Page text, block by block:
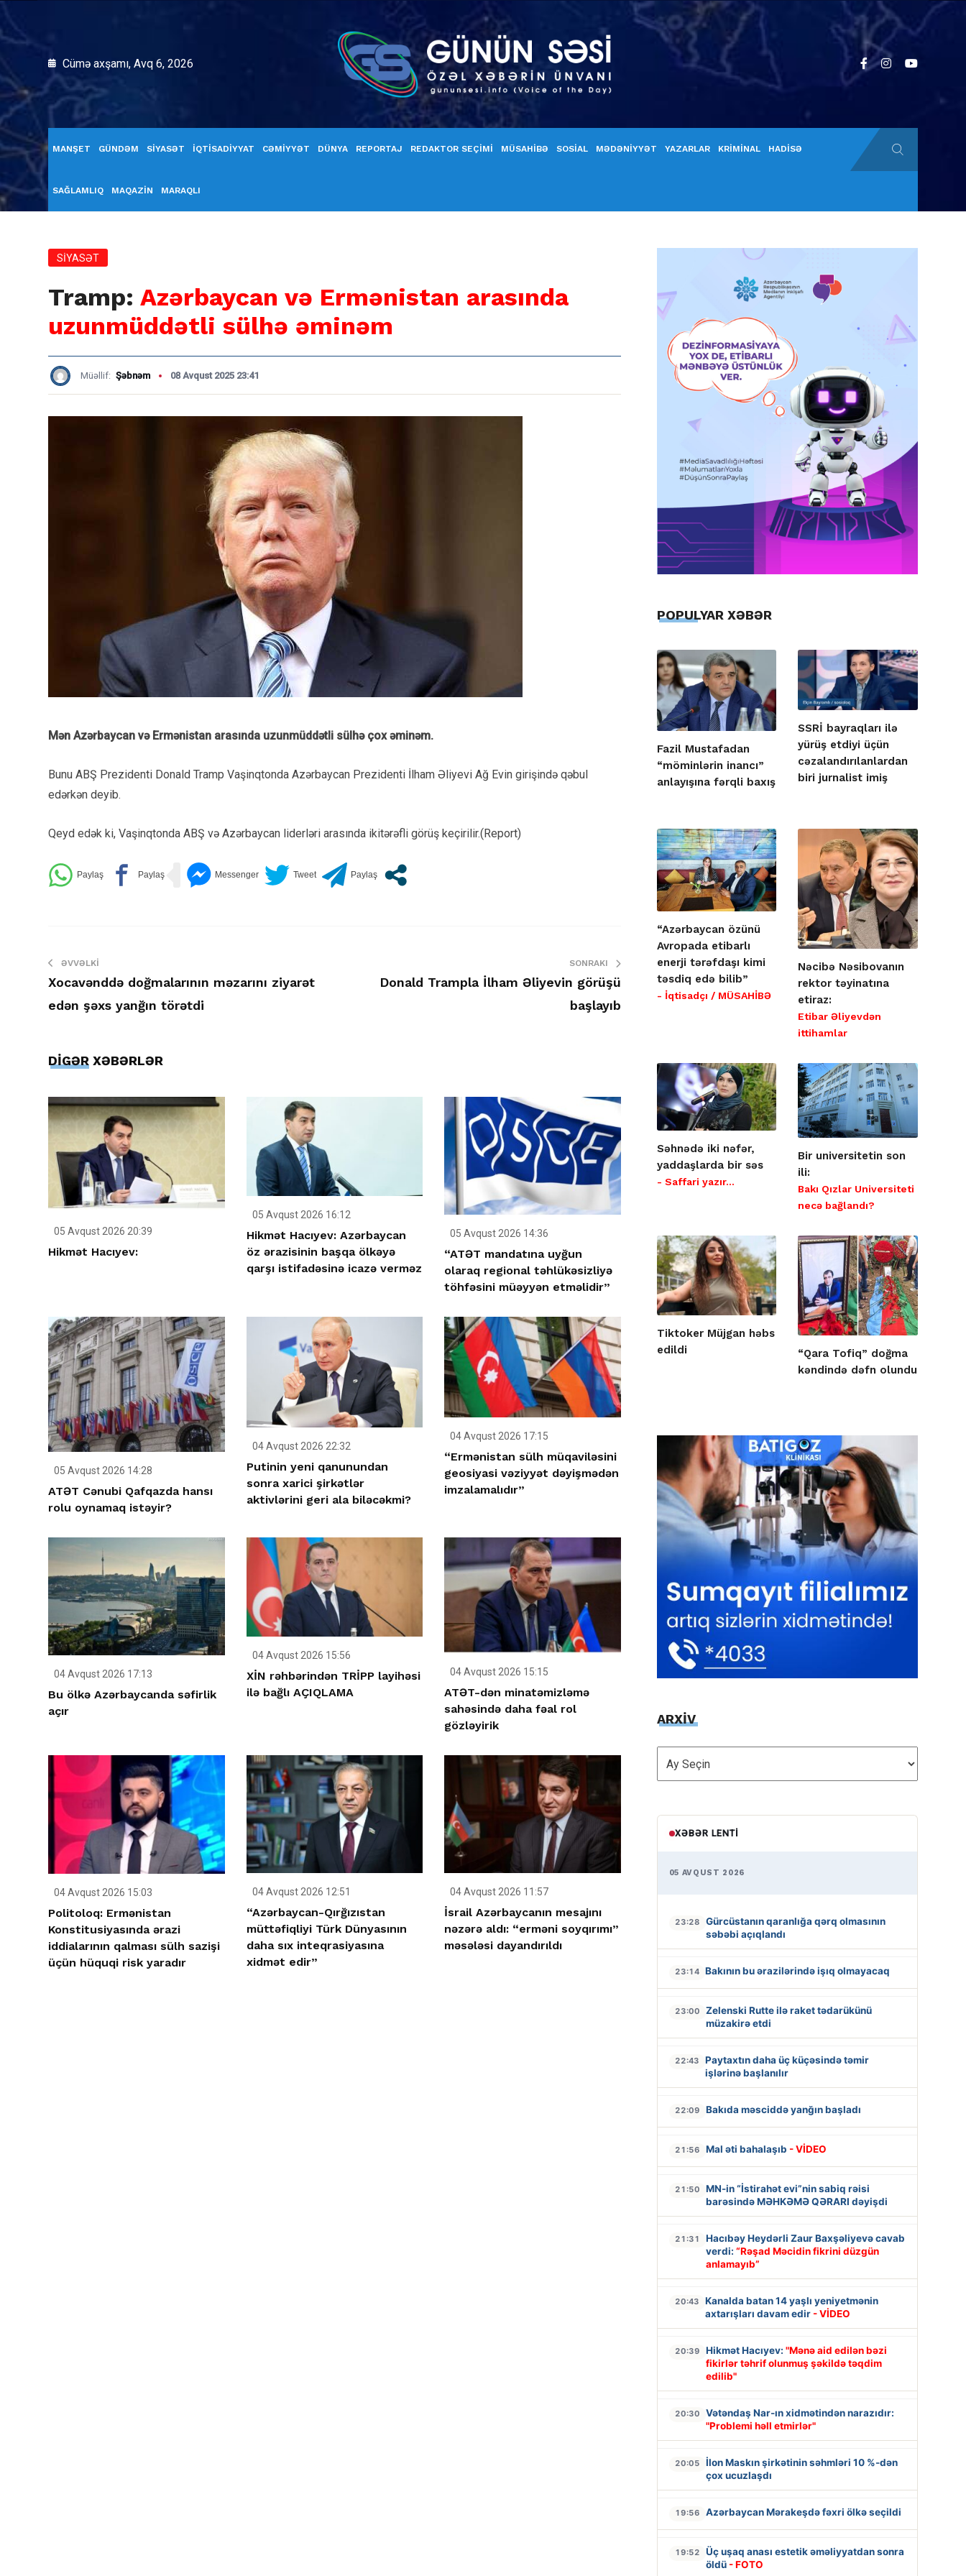
Cümə axşamı, Avq 6, 2026
MANŞET GÜNDƏM SİYASƏT İQTİSADİYYAT CƏMİYYƏT DÜNYA REPORTAJ REDAKTOR SEÇİMİ MÜSAHİBƏ SOSİAL MƏDƏNİYYƏT YAZARLAR KRİMİNAL HADİSƏ
SAĞLAMLIQ MAQAZİN MARAQLI
SİYASƏT
Tramp: Azərbaycan və Ermənistan arasında
uzunmüddətli sülhə əminəm
Müəllif: Şəbnəm 08 Avqust 2025 23:41
Mən Azərbaycan və Ermənistan arasında uzunmüddətli sülhə çox əminəm.
Bunu ABŞ Prezidenti Donald Tramp Vaşinqtonda Azərbaycan Prezidenti İlham Əliyevi Ağ Evin girişində qəbul
edərkən deyib.
Qeyd edək ki, Vaşinqtonda ABŞ və Azərbaycan liderləri arasında ikitərəfli görüş keçirilir.(Report)
ƏVVƏLKI
Xocavənddə doğmalarının məzarını ziyarət
edən şəxs yanğın törətdi
SONRAKI
Donald Trampla İlham Əliyevin görüşü
başlayıb
DİGƏR XƏBƏRLƏR
05 Avqust 2026 20:39
Hikmət Hacıyev:
05 Avqust 2026 16:12
Hikmət Hacıyev: Azərbaycan
öz ərazisinin başqa ölkəyə
qarşı istifadəsinə icazə verməz
05 Avqust 2026 14:36
“ATƏT mandatına uyğun
olaraq regional təhlükəsizliyə
töhfəsini müəyyən etməlidir”
05 Avqust 2026 14:28
ATƏT Cənubi Qafqazda hansı
rolu oynamaq istəyir?
04 Avqust 2026 22:32
Putinin yeni qanunundan
sonra xarici şirkətlər
aktivlərini geri ala biləcəkmi?
04 Avqust 2026 17:15
“Ermənistan sülh müqaviləsini
geosiyasi vəziyyət dəyişmədən
imzalamalıdır”
04 Avqust 2026 17:13
Bu ölkə Azərbaycanda səfirlik
açır
04 Avqust 2026 15:56
XİN rəhbərindən TRİPP layihəsi
ilə bağlı AÇIQLAMA
04 Avqust 2026 15:15
ATƏT-dən minatəmizləmə
sahəsində daha fəal rol
gözləyirik
04 Avqust 2026 15:03
Politoloq: Ermənistan
Konstitusiyasında ərazi
iddialarının qalması sülh sazişi
üçün hüquqi risk yaradır
04 Avqust 2026 12:51
“Azərbaycan-Qırğızıstan
müttəfiqliyi Türk Dünyasının
daha sıx inteqrasiyasına
xidmət edir”
04 Avqust 2026 11:57
İsrail Azərbaycanın mesajını
nəzərə aldı: “erməni soyqırımı”
məsələsi dayandırıldı
POPULYAR XƏBƏR
Fazil Mustafadan
“möminlərin inancı”
anlayışına fərqli baxış
SSRİ bayraqları ilə
yürüş etdiyi üçün
cəzalandırılanlardan
biri jurnalist imiş
“Azərbaycan özünü
Avropada etibarlı
enerji tərəfdaşı kimi
təsdiq edə bilib”
- İqtisadçı / MÜSAHİBƏ
Nəcibə Nəsibovanın
rektor təyinatına
etiraz:
Etibar Əliyevdən
ittihamlar
Səhnədə iki nəfər,
yaddaşlarda bir səs
- Saffari yazır…
Bir universitetin son
ili:
Bakı Qızlar Universiteti
necə bağlandı?
Tiktoker Müjgan həbs
edildi
“Qara Tofiq” doğma
kəndində dəfn olundu
ARXİV
ARXİV
XƏBƏR LENTI
05 AVQUST 2026
23:28
Gürcüstanın qaranlığa qərq olmasının
səbəbi açıqlandı
23:14 Bakının bu ərazilərində işıq olmayacaq
23:00
Zelenski Rutte ilə raket tədarükünü
müzakirə etdi
22:43
Paytaxtın daha üç küçəsində təmir
işlərinə başlanılır
22:09 Bakıda məsciddə yanğın başladı
21:56 Mal əti bahalaşıb - VİDEO
21:50
MN-in “İstirahət evi”nin sabiq rəisi
barəsində MƏHKƏMƏ QƏRARI dəyişdi
21:31
Hacıbəy Heydərli Zaur Baxşəliyevə cavab
verdi: “Rəşad Məcidin fikrini düzgün
anlamayıb”
20:43
Kanalda batan 14 yaşlı yeniyetmənin
axtarışları davam edir - VİDEO
20:39 Hikmət Hacıyev: "Mənə aid edilən bəzi
fikirlər təhrif olunmuş şəkildə təqdim
edilib"
20:30
Vətəndaş Nar-ın xidmətindən narazıdır:
"Problemi həll etmirlər"
20:05
İlon Maskın şirkətinin səhmləri 10 %-dən
çox ucuzlaşdı
19:56 Azərbaycan Mərakeşdə fəxri ölkə seçildi
19:52
Üç uşaq anası estetik əməliyyatdan sonra
öldü - FOTO